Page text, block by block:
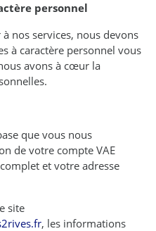
personnel
nos services, nous devons
à caractère personnel vous
avons à cœur la
que vous nous
de votre compte VAE
et votre adresse
site
, les informations